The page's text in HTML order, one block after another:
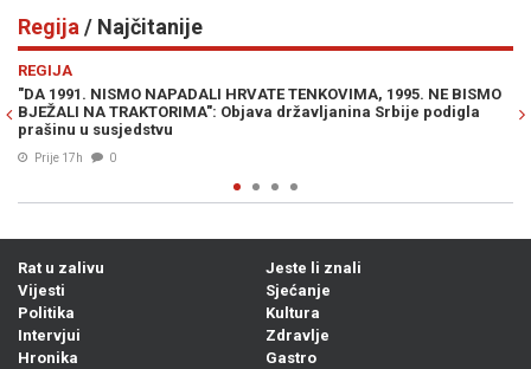
Regija / Najčitanije
TENKOVIMA, 1995. NE BISMO
državljanina Srbije podigla
"NEKO ĆE ZAKUHATI U BIH, NE
političar širi paniku i traži hitno
Rat u zalivu
Vijesti
Politika
Intervjui
Hronika
Jeste li znali
Sjećanje
Kultura
Zdravlje
Gastro